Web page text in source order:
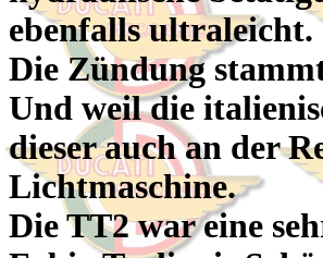
ebenfalls
Die Zündung
Und weil die
dieser auch an der
Lichtmaschine.
Die TT2 war eine